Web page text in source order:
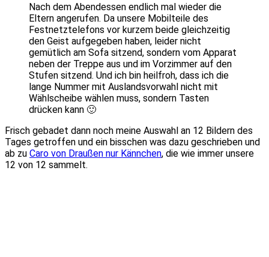
Nach dem Abendessen endlich mal wieder die
Eltern angerufen. Da unsere Mobilteile des
Festnetztelefons vor kurzem beide gleichzeitig
den Geist aufgegeben haben, leider nicht
gemütlich am Sofa sitzend, sondern vom Apparat
neben der Treppe aus und im Vorzimmer auf den
Stufen sitzend. Und ich bin heilfroh, dass ich die
lange Nummer mit Auslandsvorwahl nicht mit
Wählscheibe wählen muss, sondern Tasten
drücken kann 🙂
Frisch gebadet dann noch meine Auswahl an 12 Bildern des
Tages getroffen und ein bisschen was dazu geschrieben und
ab zu Caro von Draußen nur Kännchen, die wie immer unsere
12 von 12 sammelt.